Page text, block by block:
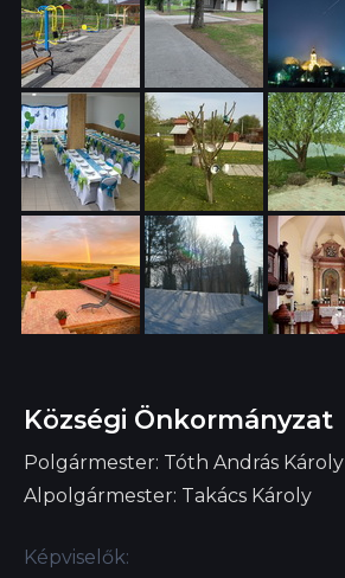
Községi Önkormányzat
Polgármester: Tóth András Károly
Alpolgármester: Takács Károly
Képviselők: